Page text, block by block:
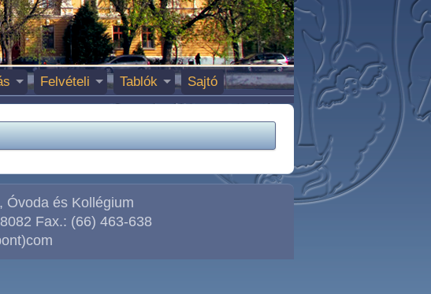
Felvételi Tablók Sajtó
Óvoda és Kollégium
Fax.: (66) 463-638